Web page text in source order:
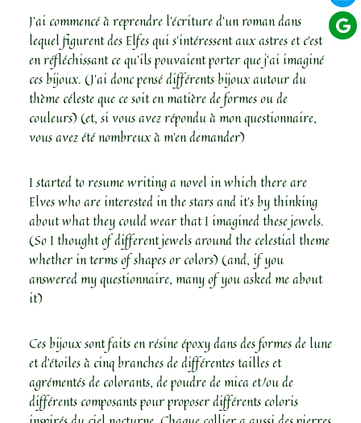
J’ai commencé à reprendre l’écriture d’un roman dans
lequel figurent des Elfes qui s’intéressent aux astres et c’est
en réfléchissant ce qu’ils pouvaient porter que j’ai imaginé
ces bijoux. (J’ai donc pensé différents bijoux autour du
thème céleste que ce soit en matière de formes ou de
couleurs) (et, si vous avez répondu à mon questionnaire,
vous avez été nombreux à m’en demander)
I started to resume writing a novel in which there are
Elves who are interested in the stars and it’s by thinking
about what they could wear that I imagined these jewels.
(So I thought of different jewels around the celestial theme
whether in terms of shapes or colors) (and, if you
answered my questionnaire, many of you asked me about
it)
Ces bijoux sont faits en résine époxy dans des formes de lune
et d’étoiles à cinq branches de différentes tailles et
agrémentés de colorants, de poudre de mica et/ou de
différents composants pour proposer différents coloris